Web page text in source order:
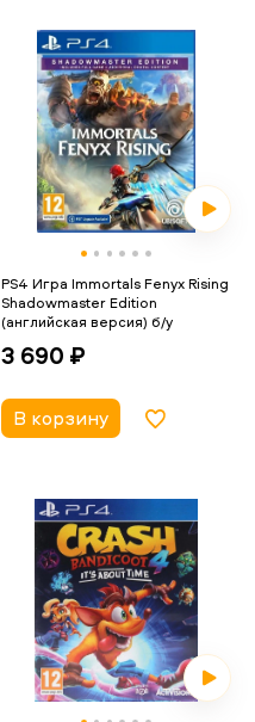
PS4 Игра Immortals Fenyx Rising
Shadowmaster Edition
(английская версия) б/у
3 690 ₽
В корзину